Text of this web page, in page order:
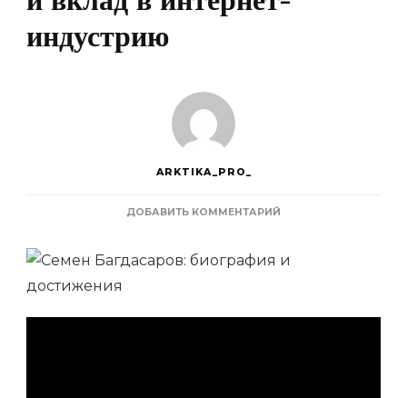
индустрию
ARKTIKA_PRO_
ДОБАВИТЬ КОММЕНТАРИЙ
БАГДАСАРОВ